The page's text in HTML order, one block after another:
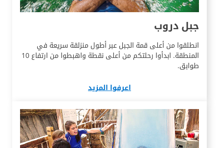
جبل دروب
انطلقوا من أعلى قمة الجبل عبر أطول منزلقة سريعة في
المنطقة. ابدأوا رحلتكم من أعلى نقطة واهبطوا من ارتفاع 10
طوابق.
اعرفوا المزيد